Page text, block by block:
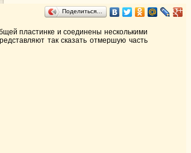
Поделиться…
пластинке и соединены несколькими
так сказать отмершую часть